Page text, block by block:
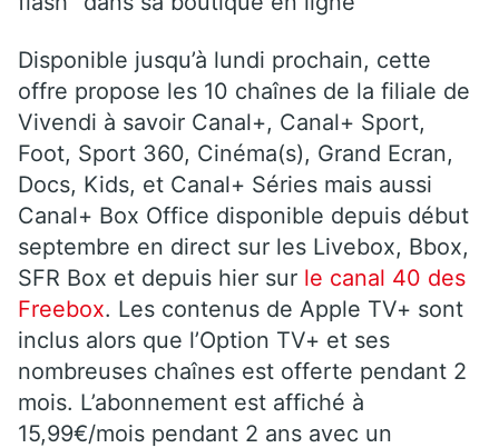
Disponible jusqu’à lundi prochain, cette
offre propose les 10 chaînes de la filiale de
Vivendi à savoir Canal+, Canal+ Sport,
Foot, Sport 360, Cinéma(s), Grand Ecran,
Docs, Kids, et Canal+ Séries mais aussi
Canal+ Box Office disponible depuis début
septembre en direct sur les Livebox, Bbox,
SFR Box et depuis hier sur le canal 40 des
Freebox. Les contenus de Apple TV+ sont
inclus alors que l’Option TV+ et ses
nombreuses chaînes est offerte pendant 2
mois. L’abonnement est affiché à
15,99€/mois pendant 2 ans avec un